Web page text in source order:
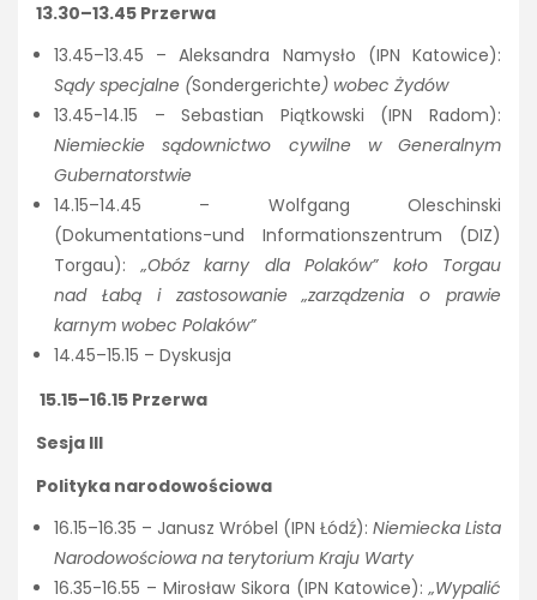
13.30–13.45 Przerwa
13.45–13.45 – Aleksandra Namysło (IPN Katowice):
Sądy specjalne (Sondergerichte) wobec Żydów
13.45-14.15 – Sebastian Piątkowski (IPN Radom):
Niemieckie sądownictwo cywilne w Generalnym
Gubernatorstwie
14.15–14.45 – Wolfgang Oleschinski
(Dokumentations-und Informationszentrum (DIZ)
Torgau):„Obóz karny dla Polaków” koło Torgau
nad Łabą i zastosowanie „zarządzenia o prawie
karnym wobec Polaków”
14.45–15.15 – Dyskusja
15.15–16.15 Przerwa
Sesja III
Polityka narodowościowa
16.15–16.35 – Janusz Wróbel (IPN Łódź): Niemiecka Lista
Narodowościowa na terytorium Kraju Warty
16.35-16.55 – Mirosław Sikora (IPN Katowice):„Wypalić